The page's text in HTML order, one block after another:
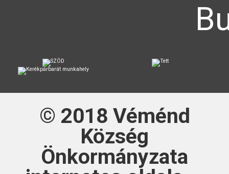
© 2018 Véménd
Község
Önkormányzata